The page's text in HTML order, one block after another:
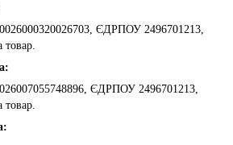
ЄДРПОУ 2496701213,
ЄДРПОУ 2496701213,